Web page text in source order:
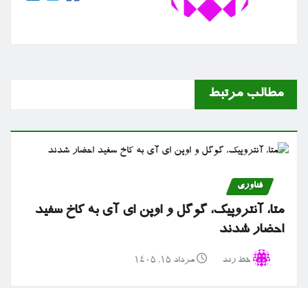
مطالب مرتبط
فناوری
متا، آنتروپیک، گوگل و اوپن ای آی به کاخ سفید
احضار شدند
خط رند مرداد ۱۵, ۱۴۰۵